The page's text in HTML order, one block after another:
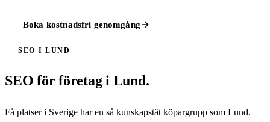
Boka kostnadsfri genomgång
SEO I LUND
SEO för företag i Lund.
Få platser i Sverige har en så kunskapstät köpargrupp som Lund.